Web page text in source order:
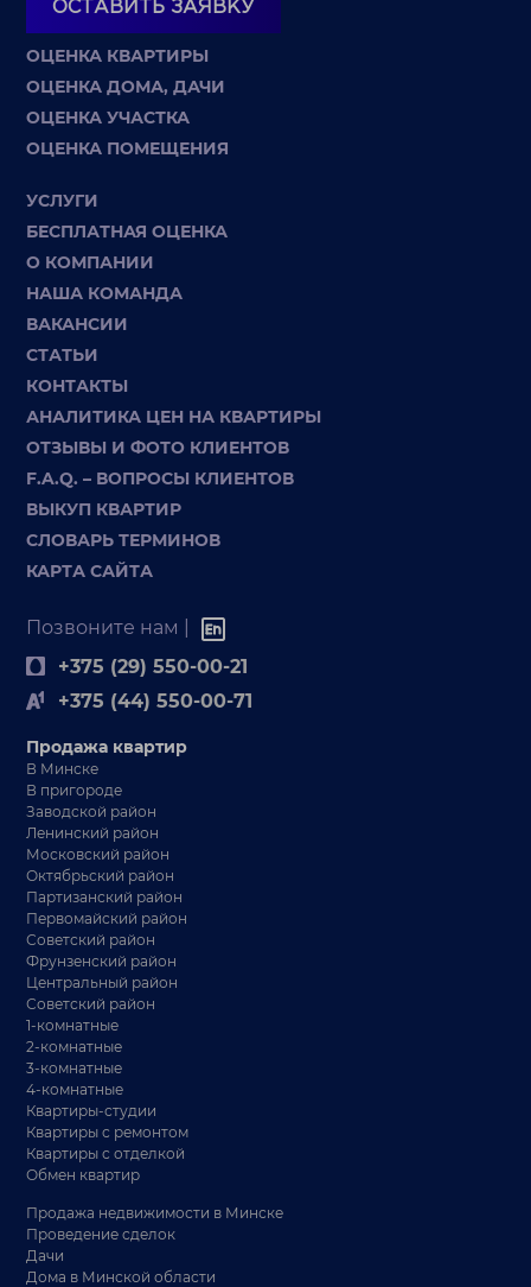
ОСТАВИТЬ ЗАЯВКУ
ОЦЕНКА КВАРТИРЫ
ОЦЕНКА ДОМА, ДАЧИ
ОЦЕНКА УЧАСТКА
ОЦЕНКА ПОМЕЩЕНИЯ
УСЛУГИ
БЕСПЛАТНАЯ ОЦЕНКА
О КОМПАНИИ
НАША КОМАНДА
ВАКАНСИИ
СТАТЬИ
КОНТАКТЫ
АНАЛИТИКА ЦЕН НА КВАРТИРЫ
ОТЗЫВЫ И ФОТО КЛИЕНТОВ
F.A.Q. – ВОПРОСЫ КЛИЕНТОВ
ВЫКУП КВАРТИР
СЛОВАРЬ ТЕРМИНОВ
КАРТА САЙТА
Позвоните нам |
+375 (29) 550-00-21
+375 (44) 550-00-71
Продажа квартир
В Минске
В пригороде
Заводской район
Ленинский район
Московский район
Октябрьский район
Партизанский район
Первомайский район
Советский район
Фрунзенский район
Центральный район
Советский район
1-комнатные
2-комнатные
3-комнатные
4-комнатные
Квартиры-студии
Квартиры с ремонтом
Квартиры с отделкой
Обмен квартир
Продажа недвижимости в Минске
Проведение сделок
Дачи
Дома в Минской области